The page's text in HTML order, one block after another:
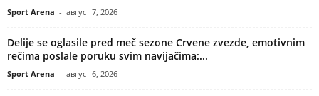
Sport Arena - август 7, 2026
Delije se oglasile pred meč sezone Crvene zvezde, emotivnim
rečima poslale poruku svim navijačima:...
Sport Arena - август 6, 2026